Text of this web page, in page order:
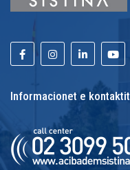
Informacionet e kontaktit